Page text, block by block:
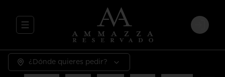
Abrir menu de navegación Login
¿Dónde quieres pedir?